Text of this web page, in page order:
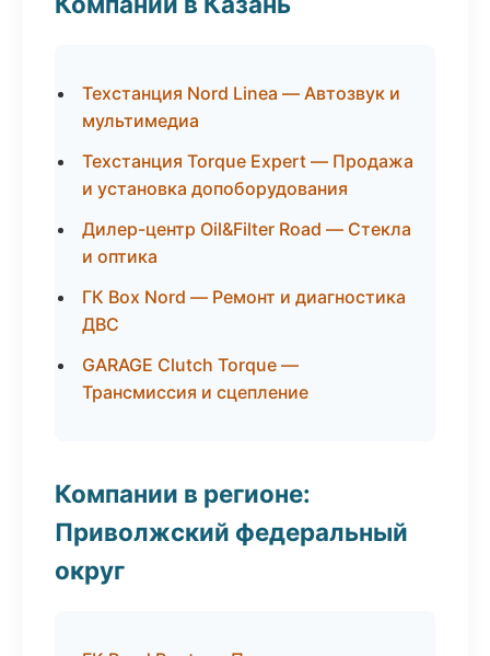
Техстанция Nord Linea — Автозвук и
мультимедиа
Техстанция Torque Expert — Продажа
и установка допоборудования
Дилер-центр Oil&Filter Road — Стекла
и оптика
ГК Box Nord — Ремонт и диагностика
ДВС
GARAGE Clutch Torque —
Трансмиссия и сцепление
Компании в регионе:
Приволжский федеральный
округ